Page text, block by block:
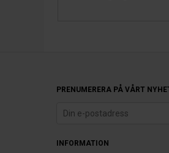
PRENUMERERA PÅ VÅRT
INFORMATION